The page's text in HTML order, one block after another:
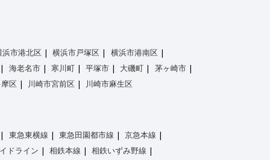
浜市港北区 横浜市戸塚区
横浜市港南区
海老名市 寒川町 平塚市 大磯町
茅ヶ崎市
区 川崎市宮前区 川崎市麻生区
東急東横線 東急田園都市線
京急本線
ドライン 相鉄本線
相鉄いずみ野線